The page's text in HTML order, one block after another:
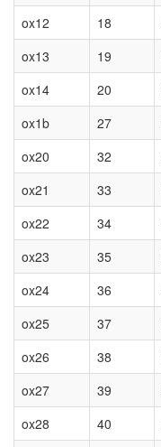
ox12
18
ox13
19
ox14
20
ox1b
27
ox20
32
ox21
33
ox22
34
ox23
35
ox24
36
ox25
37
ox26
38
ox27
39
ox28
40